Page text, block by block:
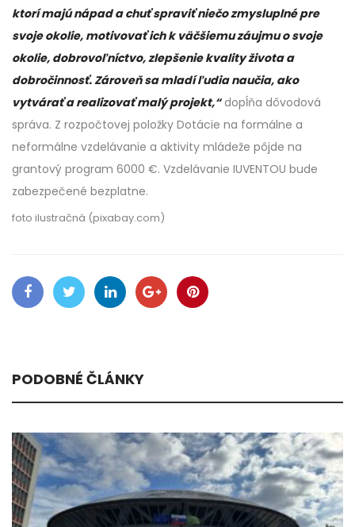
ktorí majú nápad a chuť spraviť niečo zmysluplné pre
svoje okolie, motivovať ich k väčšiemu záujmu o svoje
okolie, dobrovoľníctvo, zlepšenie kvality života a
dobročinnosť. Zároveň sa mladí ľudia naučia, ako
vytvárať a realizovať malý projekt,“dopĺňa dôvodová
správa. Z rozpočtovej položky Dotácie na formálne a
neformálne vzdelávanie a aktivity mládeže pôjde na
grantový program 6000 €. Vzdelávanie IUVENTOU bude
zabezpečené bezplatne.
foto ilustračná (pixabay.com)
PODOBNÉ ČLÁNKY